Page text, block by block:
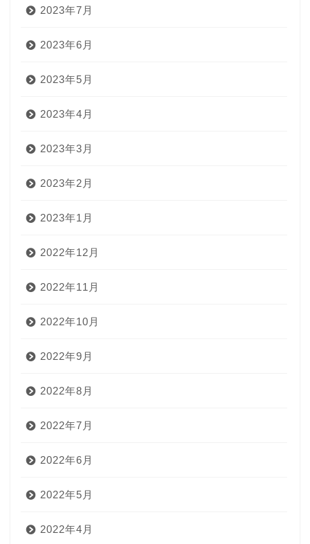
2023年7月
2023年6月
2023年5月
2023年4月
2023年3月
2023年2月
2023年1月
2022年12月
2022年11月
2022年10月
2022年9月
2022年8月
2022年7月
2022年6月
2022年5月
2022年4月